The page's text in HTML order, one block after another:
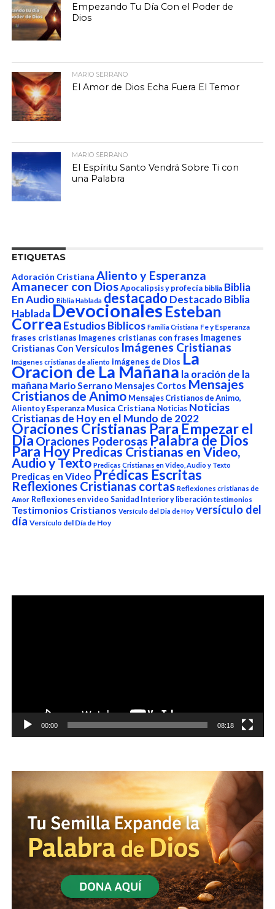
Empezando Tu Día Con el Poder de
Dios
MARIO SERRANO
El Amor de Dios Echa Fuera El Temor
MARIO SERRANO
El Espíritu Santo Vendrá Sobre Ti con
una Palabra
ETIQUETAS
Adoración Cristiana Aliento y Esperanza
Amanecer con Dios Apocalipsis y profecía biblia Biblia
En Audio Biblia Hablada destacado Destacado Biblia
HabladaDevocionalesEsteban
Correa Estudios Biblicos Familia Cristiana Fe y Esperanza
frases cristianas Imagenes cristianas con frases Imagenes
Cristianas Con Versículos Imágenes Cristianas
Imágenes cristianas de aliento imágenes de Dios La
Oracion de La Mañana la oración de la
mañana Mario Serrano Mensajes Cortos Mensajes
Cristianos de Animo Mensajes Cristianos de Animo,
Aliento y Esperanza Musica Cristiana Noticias Noticias
Cristianas de Hoy en el Mundo de 2022
Oraciones Cristianas Para Empezar el
DiaOraciones Poderosas Palabra de Dios
Para Hoy Predicas Cristianas en Video,
Audio y Texto Predicas Cristianas en Video, Audio y Texto
Predicas en Video Prédicas Escritas
Reflexiones Cristianas cortas Reflexiones cristianas de
Amor Reflexiones en video Sanidad Interior y liberación testimonios
Testimonios Cristianos Versículo del Dia de Hoy versículo del
día Versículo del Día de Hoy
Reproductor
00:00 08:18